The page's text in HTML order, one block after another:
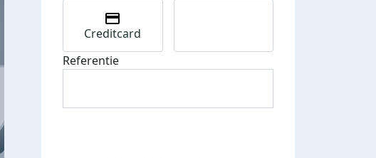
Creditcard
Referentie